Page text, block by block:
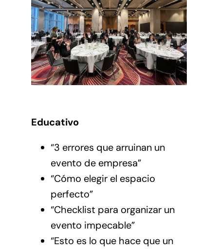
Educativo
“3 errores que arruinan un
evento de empresa”
“Cómo elegir el espacio
perfecto”
“Checklist para organizar un
evento impecable”
“Esto es lo que hace que un